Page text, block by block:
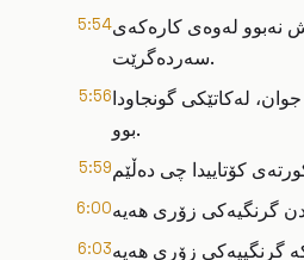
5:54نەبوو لەوەی کارەکەی
سەردەگرێت.
5:56لەکاتێکی گونجاودا
بوو.
5:59
6:00
6:03